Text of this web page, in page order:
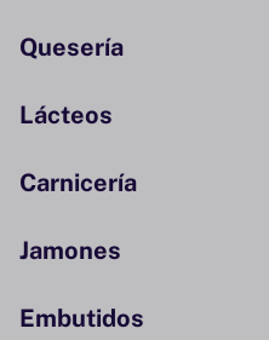
Quesería
Lácteos
Carnicería
Jamones
Embutidos